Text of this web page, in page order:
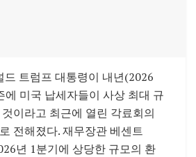
드 트럼프 대통령이 내년(2026
에 미국 납세자들이 사상 최대 규
이라고 최근에 열린 각료회의
전해졌다. 재무장관 베센트
년 1분기에 상당한 규모의 환